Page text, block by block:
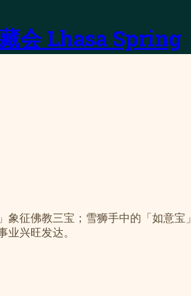
会 Lhasa Spring
征佛教三宝；雪狮手中的「如意
兴旺发达。